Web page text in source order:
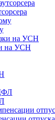
на УСН